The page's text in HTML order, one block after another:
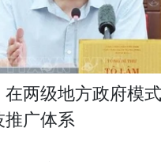
两级地方政府模
推广体系